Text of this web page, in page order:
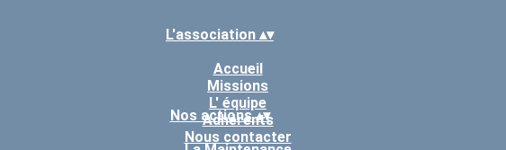
L'association ▴▾
Accueil
Missions
L' équipe
Adhérents
Nous contacter
Nos actions▴▾